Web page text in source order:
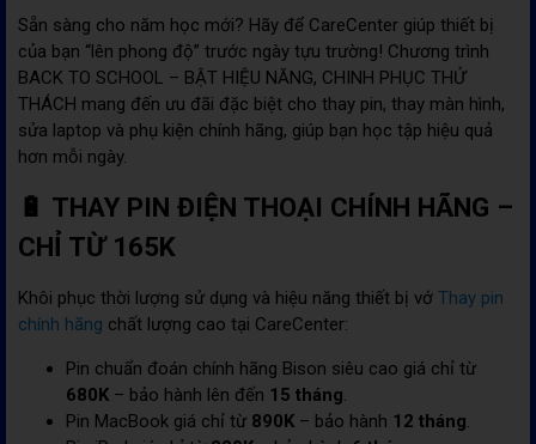
Sẵn sàng cho năm học mới? Hãy để CareCenter giúp thiết bị
của bạn “lên phong độ” trước ngày tựu trường! Chương trình
BACK TO SCHOOL – BẬT HIỆU NĂNG, CHINH PHỤC THỬ
THÁCH mang đến ưu đãi đặc biệt cho thay pin, thay màn hình,
sửa laptop và phụ kiện chính hãng, giúp bạn học tập hiệu quả
hơn mỗi ngày.
🔋 THAY PIN ĐIỆN THOẠI CHÍNH HÃNG –
CHỈ TỪ 165K
Khôi phục thời lượng sử dụng và hiệu năng thiết bị vớ Thay pin
chính hãng chất lượng cao tại CareCenter:
Pin chuẩn đoán chính hãng Bison siêu cao giá chỉ từ
680K – bảo hành lên đến 15 tháng.
Pin MacBook giá chỉ từ 890K – bảo hành 12 tháng.